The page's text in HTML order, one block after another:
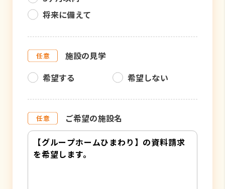
将来に備えて
施設の見学
希望する
希望しない
ご希望の施設名